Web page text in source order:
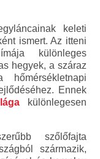
keleti
ismert. Az itteni
különleges
hegyek, a száraz
Ennek
különlegesen
szőlőfajta
származik,